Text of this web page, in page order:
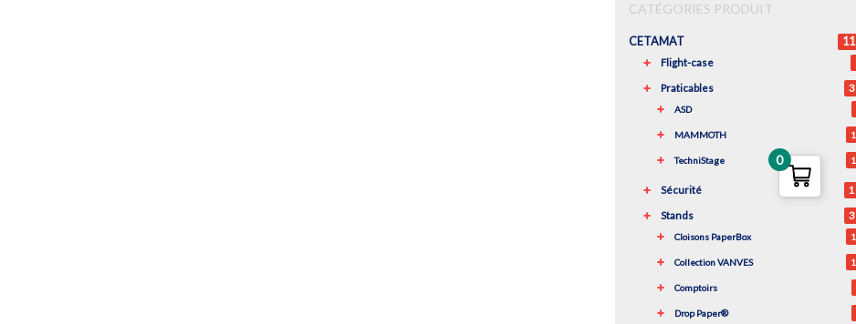
CATÉGORIES PRODUIT
CETAMAT
Flight-case
Praticables
ASD
MAMMOTH
TechniStage
Sécurité
Stands
Cloisons PaperBox
Collection VANVES
Comptoirs
Drop Paper®
0